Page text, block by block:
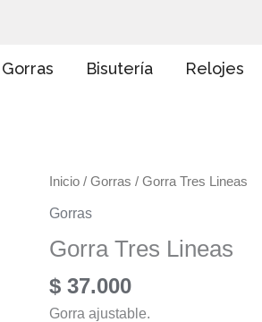
Gorras Bisutería Relojes
Inicio / Gorras / Gorra Tres Lineas
Gorras
Gorra Tres Lineas
$ 37.000
Gorra ajustable.
Gorra
cantidad
g
e